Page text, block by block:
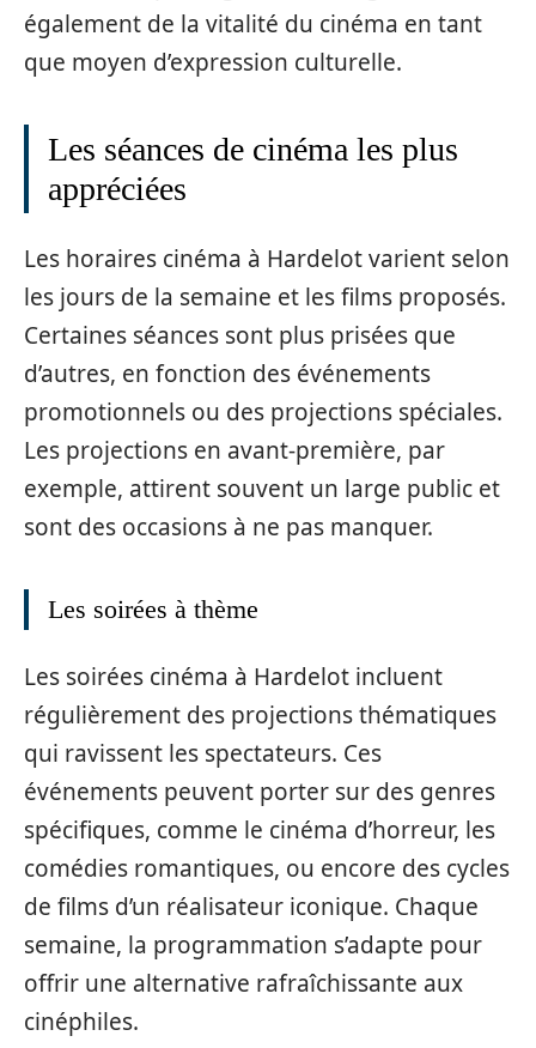
également de la vitalité du cinéma en tant
que moyen d’expression culturelle.
Les séances de cinéma les plus
appréciées
Les horaires cinéma à Hardelot varient selon
les jours de la semaine et les films proposés.
Certaines séances sont plus prisées que
d’autres, en fonction des événements
promotionnels ou des projections spéciales.
Les projections en avant-première, par
exemple, attirent souvent un large public et
sont des occasions à ne pas manquer.
Les soirées à thème
Les soirées cinéma à Hardelot incluent
régulièrement des projections thématiques
qui ravissent les spectateurs. Ces
événements peuvent porter sur des genres
spécifiques, comme le cinéma d’horreur, les
comédies romantiques, ou encore des cycles
de films d’un réalisateur iconique. Chaque
semaine, la programmation s’adapte pour
offrir une alternative rafraîchissante aux
cinéphiles.